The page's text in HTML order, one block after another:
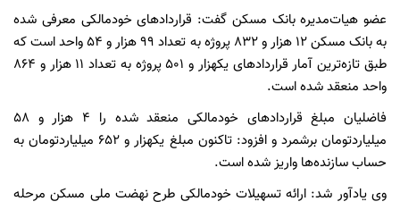
عضو هیات‌مدیره بانک مسکن گفت: قراردادهای خودمالکی معرفی شده
به بانک مسکن ۱۲ هزار و ۸۳۲ پروژه به تعداد ۹۹ هزار و ۵۴ واحد است که
طبق تازه‌ترین آمار قراردادهای یکهزار و ۵۰۱ پروژه به تعداد ۱۱ هزار و ۸۶۴
واحد منعقد شده است.
فاضلیان مبلغ قراردادهای خودمالکی منعقد شده را ۴ هزار و ۵۸
میلیاردتومان برشمرد و افزود: تاکنون مبلغ یکهزار و ۶۵۲ میلیاردتومان به
حساب سازنده‌ها واریز شده است.
وی یادآور شد: ارائه تسهیلات خودمالکی طرح نهضت ملی مسکن مرحله